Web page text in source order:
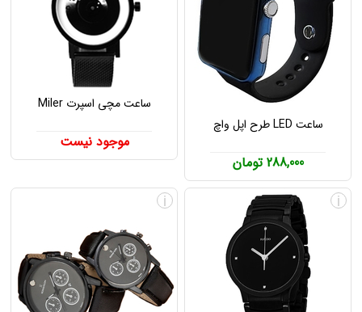
ساعت LED طرح اپل واچ
288,000 تومان
ساعت مچی اسپرت Miler
موجود نیست
i
i